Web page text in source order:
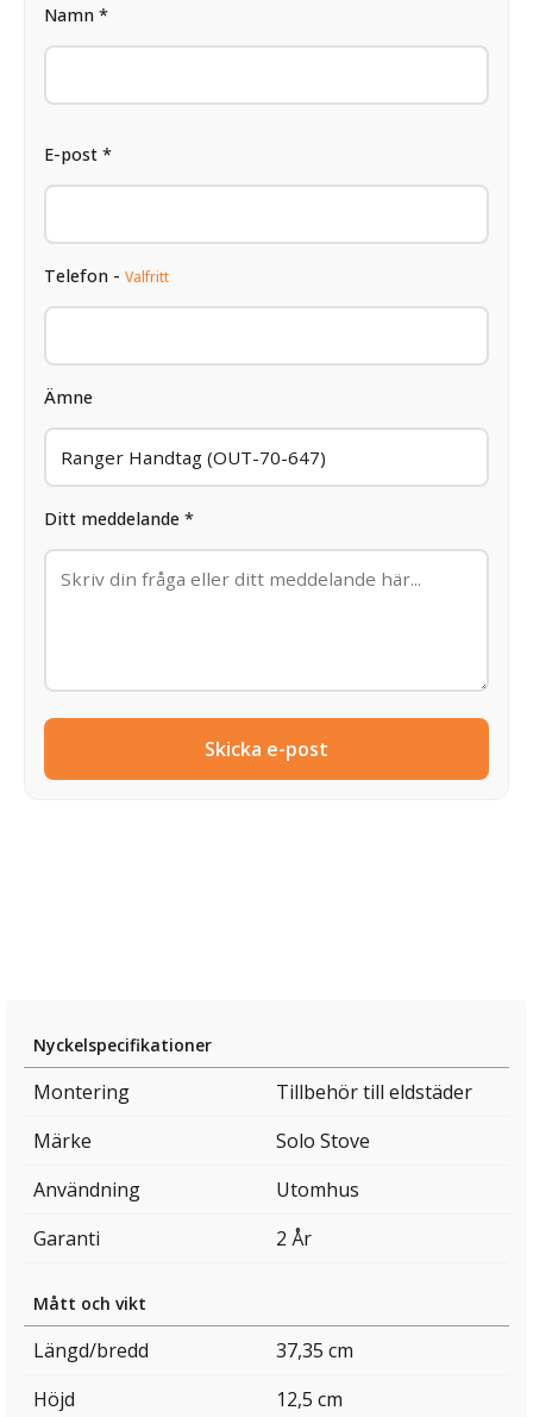
Namn *
E-post *
Telefon - Valfritt
Ämne
Ditt meddelande *
Skicka e-post
Nyckelspecifikationer
Montering
Tillbehör till eldstäder
Märke
Solo Stove
Användning
Utomhus
Garanti
2 År
Mått och vikt
Längd/bredd
37,35 cm
Höjd
12,5 cm